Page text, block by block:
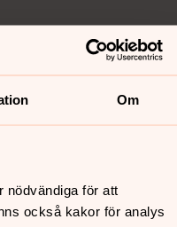
Om
nödvändiga för att
också kakor för analys